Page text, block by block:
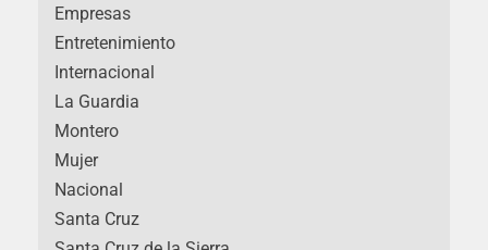
Empresas
Entretenimiento
Internacional
La Guardia
Montero
Mujer
Nacional
Santa Cruz